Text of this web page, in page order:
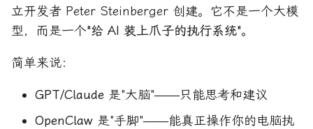
立开发者 Peter Steinberger 创建。它不是一个大模
型，而是一个"给 AI 装上爪子的执行系统"。
简单来说：
GPT/Claude是"大脑"——只能思考和建议
OpenClaw是"手脚"——能真正操作你的电脑执